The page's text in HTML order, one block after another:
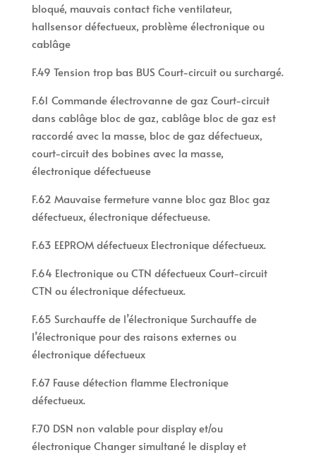
bloqué, mauvais contact fiche ventilateur,
hallsensor défectueux, problème électronique ou
cablâge
F.49 Tension trop bas BUS Court-circuit ou surchargé.
F.61 Commande électrovanne de gaz Court-circuit
dans cablâge bloc de gaz, cablâge bloc de gaz est
raccordé avec la masse, bloc de gaz défectueux,
court-circuit des bobines avec la masse,
électronique défectueuse
F.62 Mauvaise fermeture vanne bloc gaz Bloc gaz
défectueux, électronique défectueuse.
F.63 EEPROM défectueux Electronique défectueux.
F.64 Electronique ou CTN défectueux Court-circuit
CTN ou électronique défectueux.
F.65 Surchauffe de l’électronique Surchauffe de
l’électronique pour des raisons externes ou
électronique défectueux
F.67 Fause détection flamme Electronique
défectueux.
F.70 DSN non valable pour display et/ou
électronique Changer simultané le display et